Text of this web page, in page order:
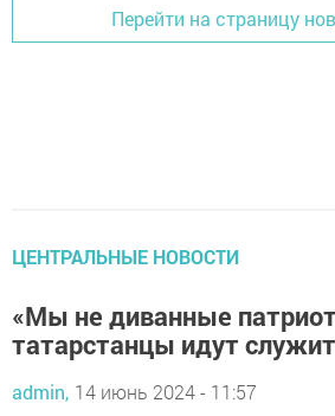
Перейти на страницу
ЦЕНТРАЛЬНЫЕ НОВОСТИ
«Мы не диванные
татарстанцы идут
admin, 14 июнь 2024 - 11:57